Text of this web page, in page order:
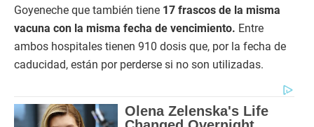
Goyeneche que también tiene 17 frascos de la misma
vacuna con la misma fecha de vencimiento. Entre
ambos hospitales tienen 910 dosis que, por la fecha de
caducidad, están por perderse si no son utilizadas.